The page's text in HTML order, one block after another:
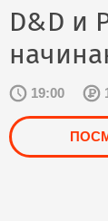
D&D и
19:00